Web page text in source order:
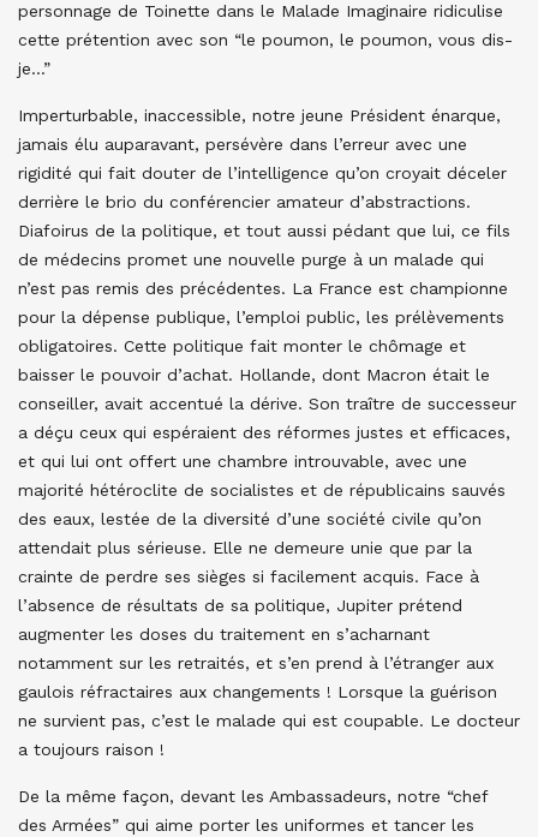
personnage de Toinette dans le Malade Imaginaire ridiculise
cette prétention avec son “le poumon, le poumon, vous dis-
je…”
Imperturbable, inaccessible, notre jeune Président énarque,
jamais élu auparavant, persévère dans l’erreur avec une
rigidité qui fait douter de l’intelligence qu’on croyait déceler
derrière le brio du conférencier amateur d’abstractions.
Diafoirus de la politique, et tout aussi pédant que lui, ce fils
de médecins promet une nouvelle purge à un malade qui
n’est pas remis des précédentes. La France est championne
pour la dépense publique, l’emploi public, les prélèvements
obligatoires. Cette politique fait monter le chômage et
baisser le pouvoir d’achat. Hollande, dont Macron était le
conseiller, avait accentué la dérive. Son traître de successeur
a déçu ceux qui espéraient des réformes justes et efficaces,
et qui lui ont offert une chambre introuvable, avec une
majorité hétéroclite de socialistes et de républicains sauvés
des eaux, lestée de la diversité d’une société civile qu’on
attendait plus sérieuse. Elle ne demeure unie que par la
crainte de perdre ses sièges si facilement acquis. Face à
l’absence de résultats de sa politique, Jupiter prétend
augmenter les doses du traitement en s’acharnant
notamment sur les retraités, et s’en prend à l’étranger aux
gaulois réfractaires aux changements ! Lorsque la guérison
ne survient pas, c’est le malade qui est coupable. Le docteur
a toujours raison !
De la même façon, devant les Ambassadeurs, notre “chef
des Armées” qui aime porter les uniformes et tancer les